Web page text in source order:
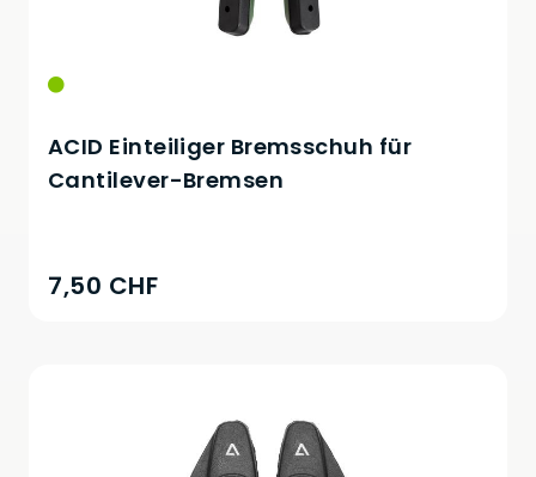
ACID Einteiliger Bremsschuh für
Cantilever-Bremsen
7,50 CHF